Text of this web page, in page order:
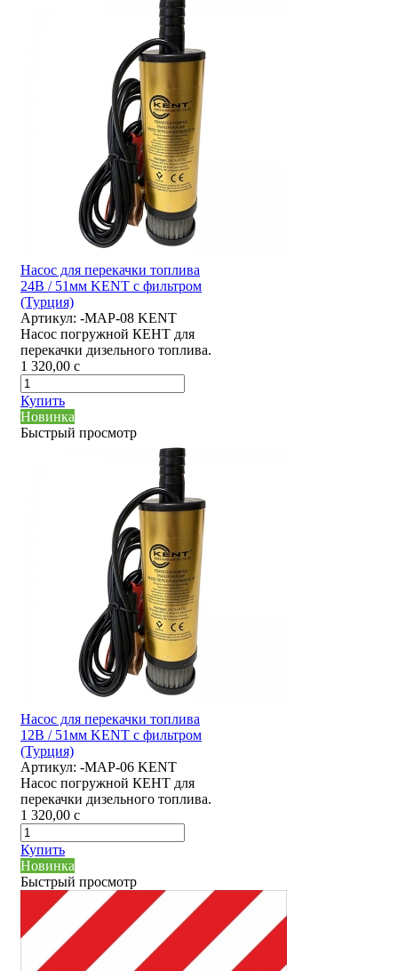
Насос для перекачки топлива
24В / 51мм KENT с фильтром
(Турция)
Артикул: -MAP-08 KENT
Насос погружной КЕНТ для
перекачки дизельного топлива.
1 320,00 c
Купить
Новинка
Быстрый просмотр
Насос для перекачки топлива
12В / 51мм KENT с фильтром
(Турция)
Артикул: -MAP-06 KENT
Насос погружной КЕНТ для
перекачки дизельного топлива.
1 320,00 c
Купить
Новинка
Быстрый просмотр